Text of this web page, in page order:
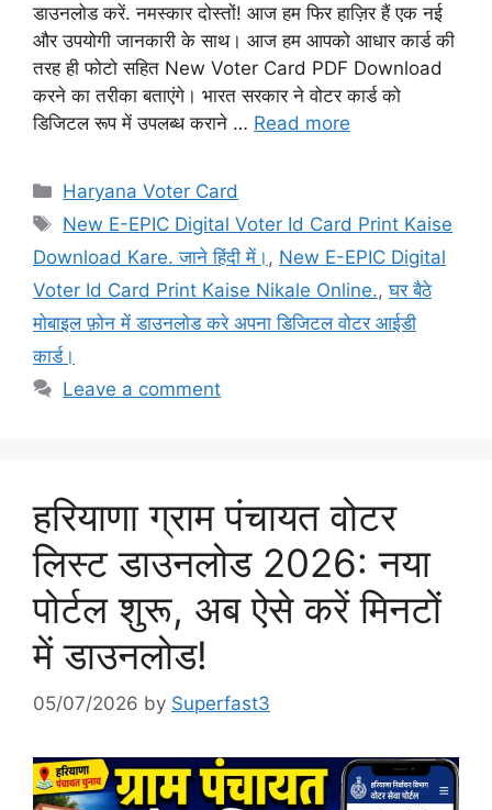
डाउनलोड करें. नमस्कार दोस्तों! आज हम फिर हाज़िर हैं एक नई
और उपयोगी जानकारी के साथ। आज हम आपको आधार कार्ड की
तरह ही फोटो सहित New Voter Card PDF Download
करने का तरीका बताएंगे। भारत सरकार ने वोटर कार्ड को
डिजिटल रूप में उपलब्ध कराने … Read more
Categories
Haryana Voter Card
Tags
New E-EPIC Digital Voter Id Card Print Kaise
Download Kare. जाने हिंदी में। , New E-EPIC Digital
Voter Id Card Print Kaise Nikale Online.,घर बैठे
मोबाइल फ़ोन में डाउनलोड करे अपना डिजिटल वोटर आईडी
कार्ड।
Leave a comment
हरियाणा ग्राम पंचायत वोटर
लिस्ट डाउनलोड 2026: नया
पोर्टल शुरू, अब ऐसे करें मिनटों
में डाउनलोड!
05/07/2026 by Superfast3